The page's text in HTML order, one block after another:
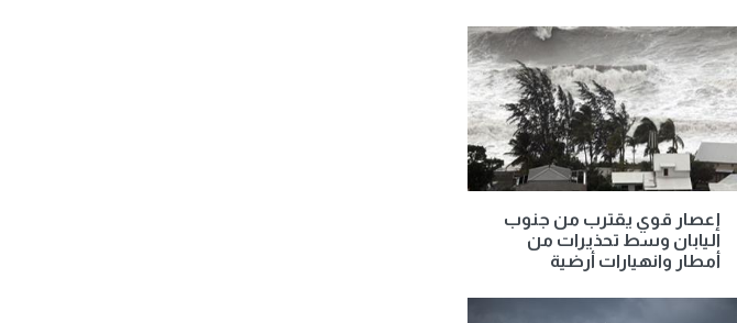
إعصار قوي يقترب من جنوب
اليابان وسط تحذيرات من
أمطار وانهيارات أرضية